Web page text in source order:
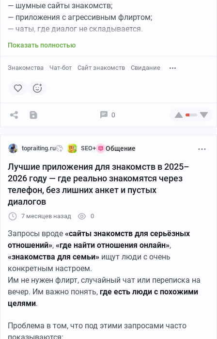
Сервисы и форматы, где можно познакомиться в
интернете
перегруженных анкет
👉Ссылка →
TrustMatch подходит тем, кто хочет начать общение
анкет.
Подходит для запросов:
знакомства в интернете
где познакомиться онлайн
общение с людьми онлайн
CityConnect — знакомства в интернете с людьми из
своего города
👉 Ссылка →CityConnect
CityConnect выбирают, когда важно, чтобы собеседник
Это упрощает общение и делает знакомства более
— шумные сайты знакомств;
— приложения с агрессивным флиртом;
— чаты, где диалог не складывается.
Показать полностью
Знакомства Чат-бот Сайт знакомств Свидание
0
topraiting.ru SEO+ Общение
Лучшие приложения для знакомств в 2025–
2026 году — где реально знакомятся через
телефон, без лишних анкет и пустых
диалогов
7 месяцев назад 0
Запросы вроде «сайты знакомств для серьёзных
отношений», «где найти отношения онлайн»,
«знакомства для семьи» ищут люди с очень
конкретным настроем.
Им не нужен флирт, случайный чат или переписка на
вечер. Им важно понять, где есть люди с похожими
целями.
Проблема в том, что под этими запросами часто
показываются: